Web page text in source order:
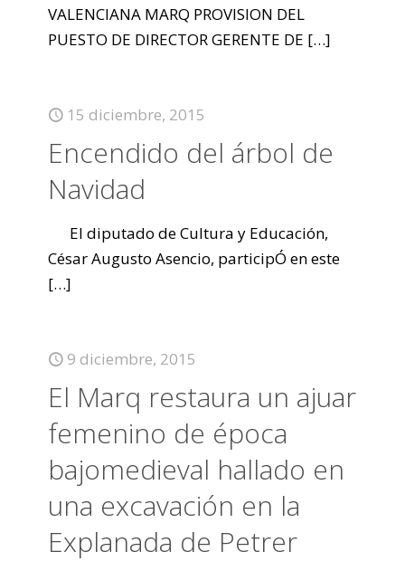
VALENCIANA MARQ PROVISION DEL
PUESTO DE DIRECTOR GERENTE DE […]
15 diciembre, 2015
Encendido del árbol de
Navidad
El diputado de Cultura y Educación,
César Augusto Asencio, participÓ en este
[…]
9 diciembre, 2015
El Marq restaura un ajuar
femenino de época
bajomedieval hallado en
una excavación en la
Explanada de Petrer